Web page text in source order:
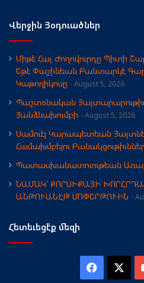
Վերջին Յօդուածներ
Միթէ Հայ Ժողովուրդը Պիտի
Եթէ Փաշինեան Բանտարկէ
Կաթողիկոսը
August 5, 2026
Պաշտօնական
Յանձնախումբի
August 5, 2026
Սամուէլ Կարապետեան
Համախմբելու
Պատասխանատուութեան
ՆԱՄԱԿ՝ ՔՈՐՍԻՔԱՅԻ
ԱՆԹՈՒԱՆԷԹ ՄՈՓԵՐԹՈՒԻՆ
Հետեւեցէ՛ք մեզի